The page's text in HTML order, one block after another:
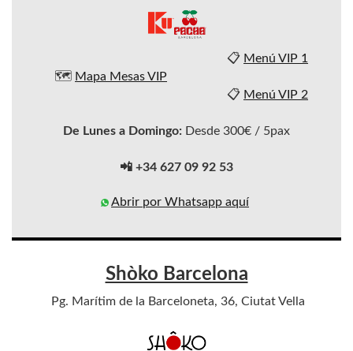
🗺️ Mapa Mesas VIP
📋 Menú VIP 1
📋 Menú VIP 2
De Lunes a Domingo: Desde 300€ / 5pax
📲 +34 627 09 92 53
Abrir por Whatsapp aquí
Shòko Barcelona
Pg. Marítim de la Barceloneta, 36, Ciutat Vella